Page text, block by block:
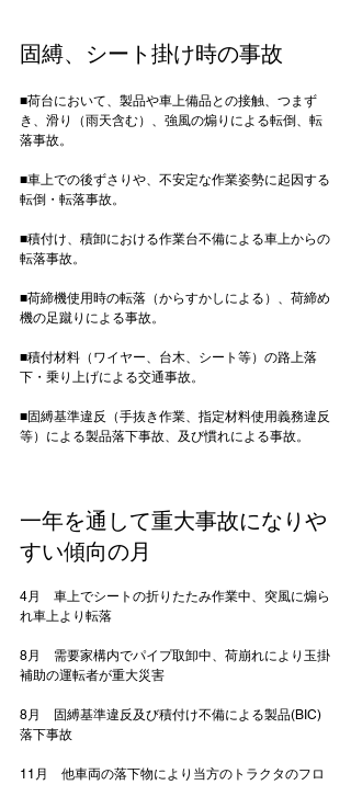
固縛、シート掛け時の事故
■荷台において、製品や車上備品との接触、つまず
き、滑り（雨天含む）、強風の煽りによる転倒、転
落事故。
■車上での後ずさりや、不安定な作業姿勢に起因する
転倒・転落事故。
■積付け、積卸における作業台不備による車上からの
転落事故。
■荷締機使用時の転落（からすかしによる）、荷締め
機の足蹴りによる事故。
■積付材料（ワイヤー、台木、シート等）の路上落
下・乗り上げによる交通事故。
■固縛基準違反（手抜き作業、指定材料使用義務違反
等）による製品落下事故、及び慣れによる事故。
一年を通して重大事故になりや
すい傾向の月
4月　車上でシートの折りたたみ作業中、突風に煽ら
れ車上より転落
8月　需要家構内でパイプ取卸中、荷崩れにより玉掛
補助の運転者が重大災害
8月　固縛基準違反及び積付け不備による製品(BIC)
落下事故
11月　他車両の落下物により当方のトラクタのフロ